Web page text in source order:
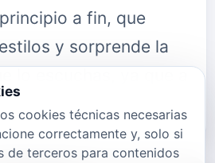
a fin, que
y sorprende la
que vaya…
cookies técnicas necesarias
correctamente y, solo si
de terceros para contenidos